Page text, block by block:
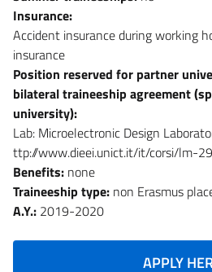
Insurance:
Accident insurance during working
insurance
Position reserved for partner
bilateral traineeship agreement
university):
Lab: Microelectronic Design
ttp://www.dieei.unict.it/it/corsi/lm-
Benefits: none
Traineeship type: non Erasmus
A.Y.: 2019-2020
APPLY